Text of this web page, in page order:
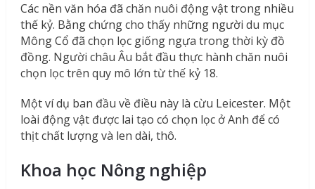
Các nền văn hóa đã chăn nuôi động vật trong nhiều
thế kỷ. Bằng chứng cho thấy những người du mục
Mông Cổ đã chọn lọc giống ngựa trong thời kỳ đồ
đồng. Người châu Âu bắt đầu thực hành chăn nuôi
chọn lọc trên quy mô lớn từ thế kỷ 18.
Một ví dụ ban đầu về điều này là cừu Leicester. Một
loài động vật được lai tạo có chọn lọc ở Anh để có
thịt chất lượng và len dài, thô.
Khoa học Nông nghiệp